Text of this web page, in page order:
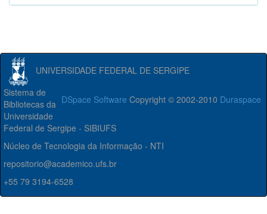
UNIVERSIDADE FEDERAL DE SERGIPE
DSpace Software Copyright © 2002-2010 Duraspace
Sistema de
Bibliotecas da
Universidade
Federal de Sergipe - SIBIUFS
Núcleo de Tecnologia da Informação - NTI
repositorio@academico.ufs.br
+55 79 3194-6528